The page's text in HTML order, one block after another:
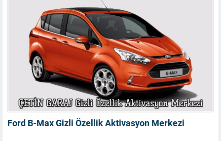
Ford B-Max Gizli Özellik Aktivasyon Merkezi